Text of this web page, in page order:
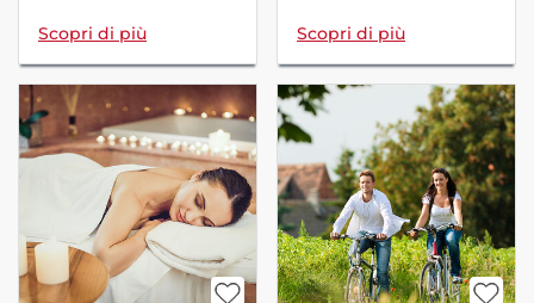
Scopri di più Scopri di più